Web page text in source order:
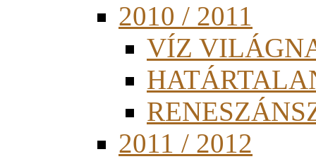
2010 / 2011
VÍZ
2011 / 2012